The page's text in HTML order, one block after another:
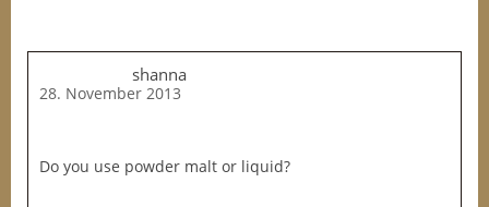
shanna
28. November 2013
Do you use powder malt or liquid?